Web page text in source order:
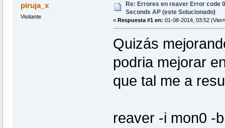
piruja_x
Visitante
Re: Errores en reaver Error code
Seconds AP (este Solucionado)
« Respuesta #1 en: 01-08-2014, 03:52
Quizás
podria mejorar
que tal me a
reaver -i mon0 -